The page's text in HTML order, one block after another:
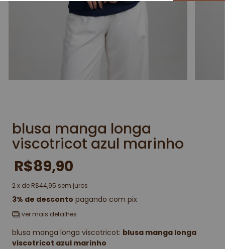
blusa manga longa
viscotricot azul marinho
R$89,90
2x de R$44,95 sem juros
3% de desconto pagando com pix
ver mais detalhes
blusa manga longa viscotricot: blusa manga longa
viscotricot azul marinho